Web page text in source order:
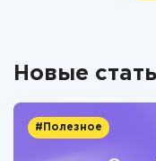
Новые
#Полезное